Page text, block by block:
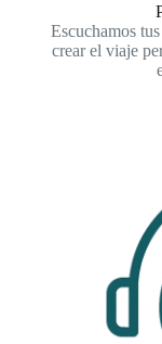
Escuchamos
crear el viaje